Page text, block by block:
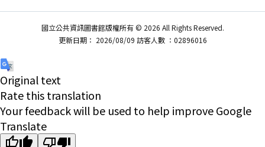
國立公共資訊圖書館版權所有 © 2026 All Rights Reserved.
更新日期： 2026/08/09 訪客人數 ：02896016
Original text
Rate this translation
Your feedback will be used to help improve Google
Translate